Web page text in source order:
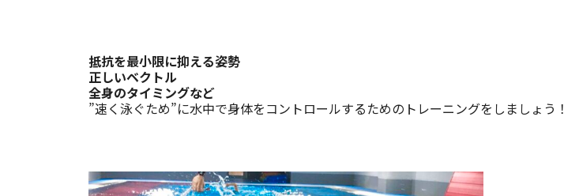
抵抗を最小限に抑える姿勢
正しいベクトル
全身のタイミングなど
”速く泳ぐため”に水中で身体をコントロールするためのトレーニングをしましょう！